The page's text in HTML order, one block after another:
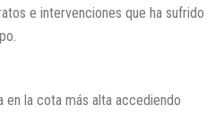
e intervenciones que ha sufrido
en la cota más alta accediendo